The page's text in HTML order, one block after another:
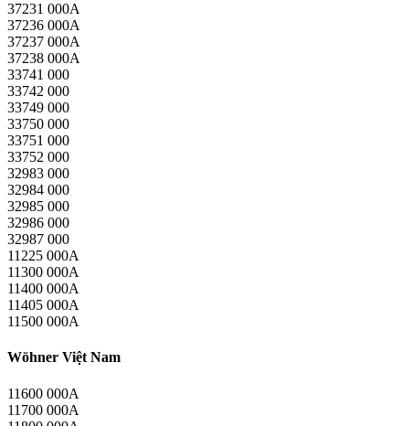
37231 000A
37236 000A
37237 000A
37238 000A
33741 000
33742 000
33749 000
33750 000
33751 000
33752 000
32983 000
32984 000
32985 000
32986 000
32987 000
11225 000A
11300 000A
11400 000A
11405 000A
11500 000A
Wöhner Việt Nam
11600 000A
11700 000A